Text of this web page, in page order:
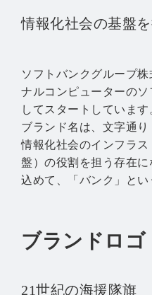
情報化社会の基盤
ソフトバンクグループ
ナルコンピューターの
してスタートしていま
ブランド名は、文字通り
情報化社会のインフラ
盤）の役割を担う存在
込めて、「バンク」とい
ブランドロゴ
21世紀の海援隊旗